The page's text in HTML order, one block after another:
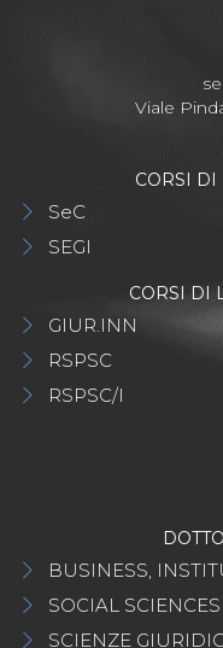
Viale
CORSI DI
SeC
SEGI
CORSI DI
GIUR.INN
RSPSC
RSPSC/I
BUSINESS,
SOCIAL SCIENCES
SCIENZE